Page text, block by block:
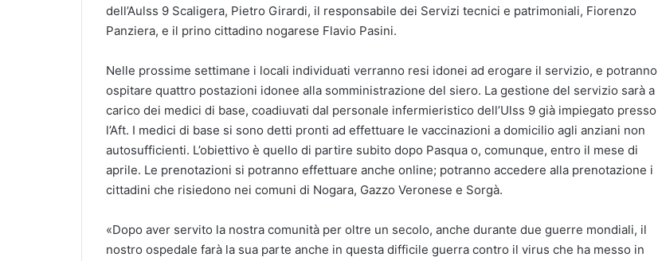
dell’Aulss 9 Scaligera, Pietro Girardi, il responsabile dei Servizi tecnici e patrimoniali, Fiorenzo
Panziera, e il prino cittadino nogarese Flavio Pasini.
Nelle prossime settimane i locali individuati verranno resi idonei ad erogare il servizio, e potranno
ospitare quattro postazioni idonee alla somministrazione del siero. La gestione del servizio sarà a
carico dei medici di base, coadiuvati dal personale infermieristico dell’Ulss 9 già impiegato presso
l’Aft. I medici di base si sono detti pronti ad effettuare le vaccinazioni a domicilio agli anziani non
autosufficienti. L’obiettivo è quello di partire subito dopo Pasqua o, comunque, entro il mese di
aprile. Le prenotazioni si potranno effettuare anche online; potranno accedere alla prenotazione i
cittadini che risiedono nei comuni di Nogara, Gazzo Veronese e Sorgà.
«Dopo aver servito la nostra comunità per oltre un secolo, anche durante due guerre mondiali, il
nostro ospedale farà la sua parte anche in questa difficile guerra contro il virus che ha messo in